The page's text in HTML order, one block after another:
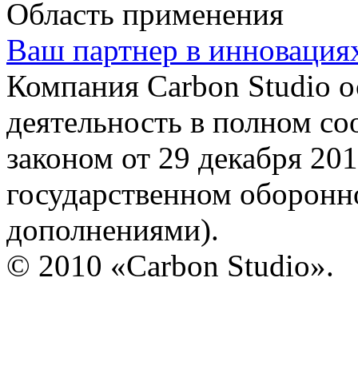
Область применения
Ваш партнер в
Компания Carbon Studio
деятельность в полном
законом от 29 декабря
государственном
дополнениями).
© 2010 «Carbon Studio».